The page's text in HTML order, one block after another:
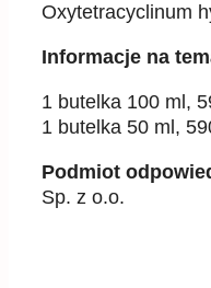
Oxytetracyclinum
Informacje na
1 butelka 100 ml,
1 butelka 50 ml,
Podmiot
Sp. z o.o.